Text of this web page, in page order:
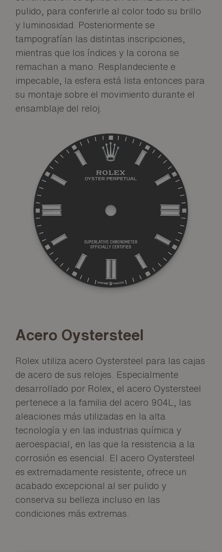
pulido, para conferirle al color todo su brillo
y luminosidad. Posteriormente se
tampografían las distintas inscripciones,
mientras que los índices y la corona se
remachan a mano. Resplandeciente e
impecable, la esfera está lista entonces para
su montaje sobre el movimiento durante el
ensamblaje del reloj.
Acero Oystersteel
Rolex utiliza acero Oystersteel para las cajas
de acero de sus relojes. Especialmente
desarrollado por Rolex, el acero Oystersteel
pertenece a la familia del acero 904L, las
aleaciones más utilizadas en la alta
tecnología y en las industrias química y
aeroespacial, en las que la resistencia a la
corrosión es esencial. El acero Oystersteel
es extremadamente resistente, ofrece un
acabado excepcional al ser pulido y
conserva su belleza incluso en las
condiciones más extremas.